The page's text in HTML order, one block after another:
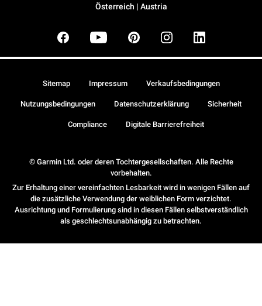
Österreich | Austria
© Garmin Ltd. oder deren Tochtergesellschaften. Alle Rechte
vorbehalten.
Zur Erhaltung einer vereinfachten Lesbarkeit wird in wenigen Fällen auf
die zusätzliche Verwendung der weiblichen Form verzichtet.
Ausrichtung und Formulierung sind in diesen Fällen selbstverständlich
als geschlechtsunabhängig zu betrachten.
Sitemap Impressum Verkaufsbedingungen
Nutzungsbedingungen Datenschutzerklärung Sicherheit
Compliance Digitale Barrierefreiheit